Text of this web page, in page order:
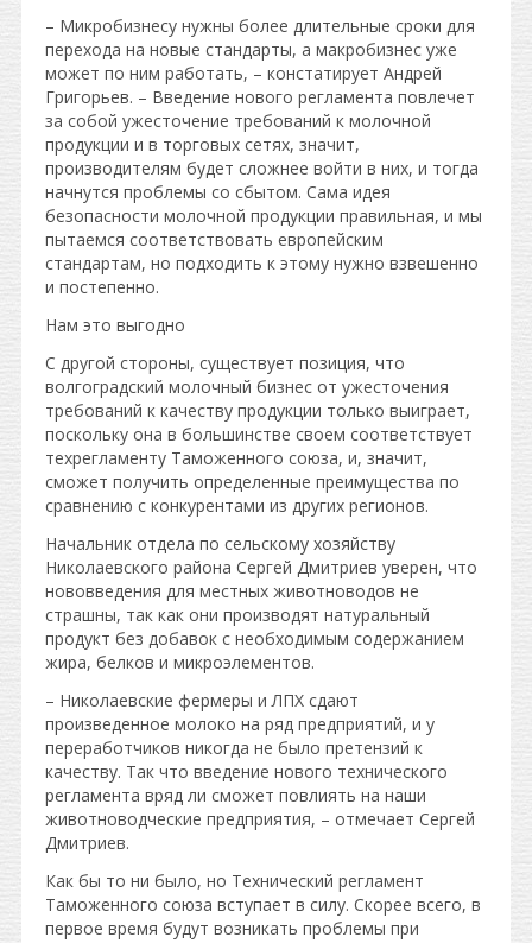
– Микробизнесу нужны более длительные сроки для
перехода на новые стандарты, а макробизнес уже
может по ним работать, – констатирует Андрей
Григорьев. – Введение нового регламента повлечет
за собой ужесточение требований к молочной
продукции и в торговых сетях, значит,
производителям будет сложнее войти в них, и тогда
начнутся проблемы со сбытом. Сама идея
безопасности молочной продукции правильная, и мы
пытаемся соответствовать европейским
стандартам, но подходить к этому нужно взвешенно
и постепенно.
Нам это выгодно
С другой стороны, существует позиция, что
волгоградский молочный бизнес от ужесточения
требований к качеству продукции только выиграет,
поскольку она в большинстве своем соответствует
техрегламенту Таможенного союза, и, значит,
сможет получить определенные преимущества по
сравнению с конкурентами из других регионов.
Начальник отдела по сельскому хозяйству
Николаевского района Сергей Дмитриев уверен, что
нововведения для местных животноводов не
страшны, так как они производят натуральный
продукт без добавок с необходимым содержанием
жира, белков и микроэлементов.
– Николаевские фермеры и ЛПХ сдают
произведенное молоко на ряд предприятий, и у
переработчиков никогда не было претензий к
качеству. Так что введение нового технического
регламента вряд ли сможет повлиять на наши
животноводческие предприятия, – отмечает Сергей
Дмитриев.
Как бы то ни было, но Технический регламент
Таможенного союза вступает в силу. Скорее всего, в
первое время будут возникать проблемы при